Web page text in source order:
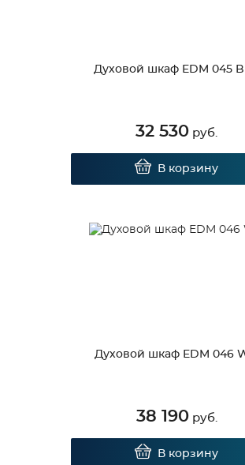
Духовой шкаф EDM 045
32 530 руб.
В корзину
Духовой шкаф EDM 046
38 190руб.
В корзину